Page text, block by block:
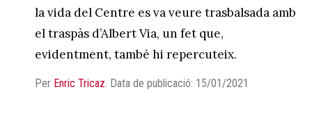
la vida del Centre es va veure trasbalsada amb
el traspàs d’Albert Via, un fet que,
evidentment, també hi repercuteix.
Per Enric Tricaz Data de publicació: 15/01/2021